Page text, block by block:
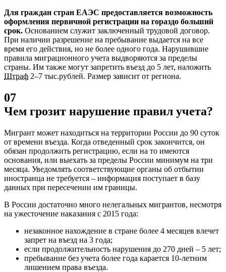
Для граждан стран ЕАЭС предоставляется возможность
оформления первичной регистрации на гораздо больший
срок. Основанием служит заключенный трудовой договор.
При наличии разрешение на пребывание выдается на все
время его действия, но не более одного года. Нарушившие
правила миграционного учета выдворяются за пределы
страны. Им также могут запретить въезд до 5 лет, наложить
Штраф 2–7 тыс.рублей. Размер зависит от региона.
07
Чем грозит нарушение правил учета?
Мигрант может находиться на территории России до 90 суток
от времени въезда. Когда отведенный срок закончится, он
обязан продолжить регистрацию, если на то имеются
основания, или выехать за пределы России минимум на три
месяца. Уведомлять соответствующие органы об отбытии
иностранца не требуется – информация поступает в базу
данных при пересечении им границы.
В России достаточно много нелегальных мигрантов, несмотря
на ужесточение наказания с 2015 года:
незаконное нахождение в стране более 4 месяцев влечет
запрет на въезд на 3 года;
если продолжительность нарушения до 270 дней – 5 лет;
пребывание без учета более года карается 10-летним
лишением права въезда.